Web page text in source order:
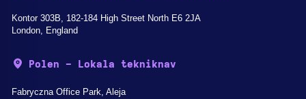
Kontor 303B, 182-184 High Street North E6 2JA
London, England
Polen - Lokala tekniknav
Fabryczna Office Park, Aleja